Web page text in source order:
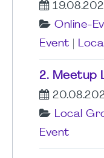
Online-
Event
2. Meetup
Local
Event